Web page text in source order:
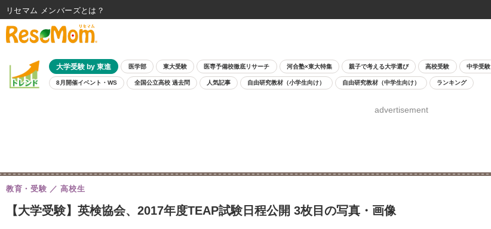
大学受験 by 東進 医学部 東大受験 医専予備校徹底リサーチ 河合塾×東大特集 親子で考える大学選び 高校受験 中学受験
8月開催イベント・WS 全国公立高校 過去問 人気記事 自由研究教材（小学生向け） 自由研究教材（中学生向け） ランキング
advertisement
【大学受験】英検協会、2017年度TEAP試験日程公開 3枚目の写真・画像
教育・受験 高校生
リセマム メンバーズ